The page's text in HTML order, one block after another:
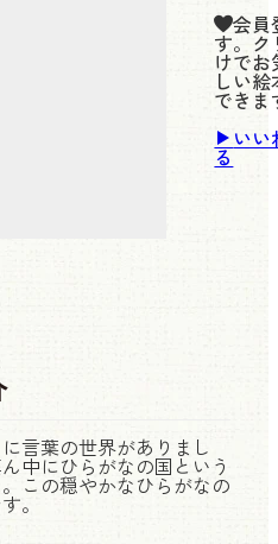
会員
す。ク
けで
しい
できま
い
る
言葉の世界がありまし
中にひらがなの国という
この穏やかなひらがなの
。